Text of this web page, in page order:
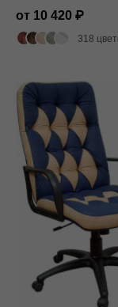
от 10 420
318